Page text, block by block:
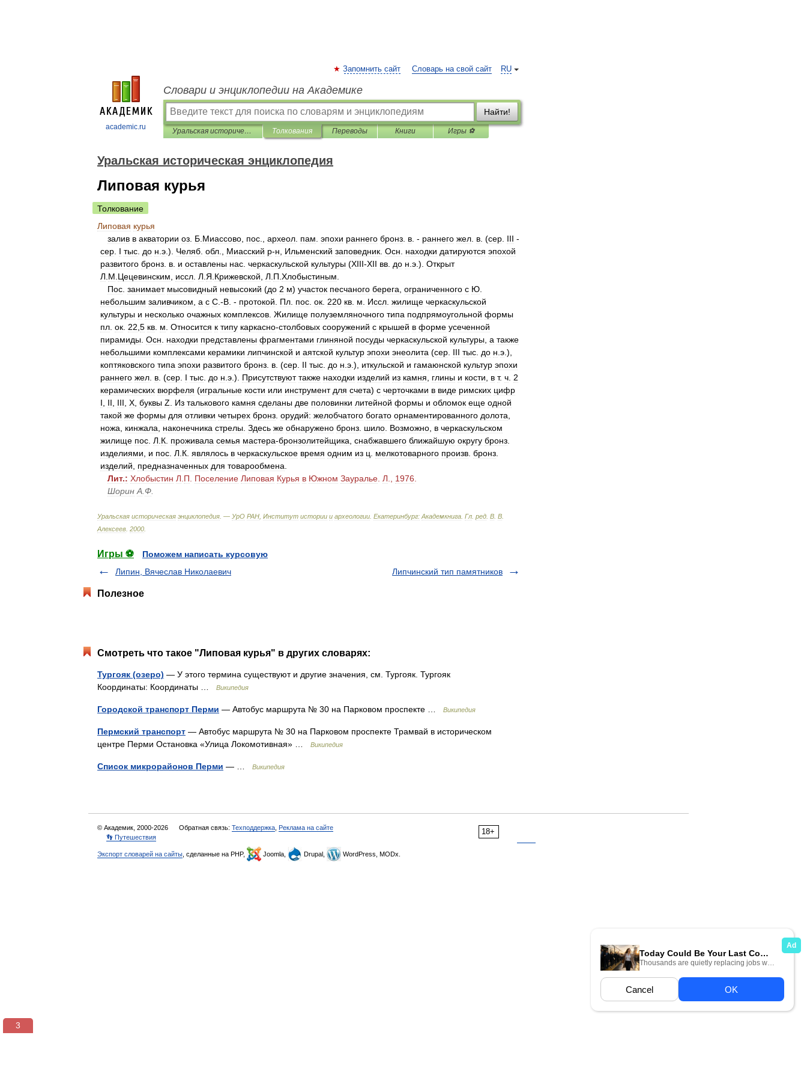
academic.ru
RU
Запомнить сайт Словарь на свой сайт
Словари и энциклопедии на Академике
Найти!
Уральская историческая энциклопедия Толкования Переводы Книги Игры ⚽
Уральская историческая энциклопедия
Липовая курья
Толкование
Липовая курья
залив в акватории оз Б Миассово пос археол пам эпохи раннего бронз в . - раннего жел в . (сер III -
сер I тыс до н э .). Челяб обл Миасский р-н Ильменский заповедник Осн находки датируются эпохой
развитого бронз в и оставлены нас черкаскульской культуры (XIII-XII вв до н э .). Открыт
Л М Цецевинским иссл Л Я Крижевской Л П Хлобыстиным
Пос занимает мысовидный невысокий (до 2 м) участок песчаного берега ограниченного с Ю
небольшим заливчиком а с С .-В . - протокой Пл пос ок 220 кв м Иссл жилище черкаскульской
культуры и несколько очажных комплексов Жилище полуземляночного типа подпрямоугольной формы
пл ок 22 5 кв м Относится к типу каркасно-столбовых сооружений с крышей в форме усеченной
пирамиды Осн находки представлены фрагментами глиняной посуды черкаскульской культуры а также
небольшими комплексами керамики липчинской и аятской культур эпохи энеолита (сер III тыс до н э .),
коптяковского типа эпохи развитого бронз в . (сер II тыс до н э .), иткульской и гамаюнской культур эпохи
раннего жел в . (сер I тыс до н э .). Присутствуют также находки изделий из камня глины и кости в т. ч 2
керамических вюрфеля (игральные кости или инструмент для счета) с черточками в виде римских цифр
I
II III X буквы Z Из талькового камня сделаны две половинки литейной формы и обломок еще одной
такой же формы для отливки четырех бронз орудий: желобчатого богато орнаментированного долота
ножа
кинжала наконечника стрелы Здесь же обнаружено бронз шило Возможно в черкаскульском
жилище пос Л К проживала семья мастера-бронзолитейщика снабжавшего ближайшую округу бронз
изделиями
и пос Л К являлось в черкаскульское время одним из ц мелкотоварного произв бронз
изделий
предназначенных для товарообмена
Лит.: Хлобыстин Л П Поселение Липовая Курья в Южном Зауралье Л 1976
Шорин А Ф
Уральская историческая энциклопедия . — УрО РАН Институт истории и археологии Екатеринбург: Академкнига Гл ред В В
Алексеев 2000
Игры ⚽
Поможем написать курсовую
Липин, Вячеслав Николаевич
Липчинский тип памятников
Полезное
Смотреть что такое "Липовая курья" в других словарях:
Тургояк (озеро) — У этого термина существуют и другие значения, см. Тургояк. Тургояк
Координаты: Координаты …
Википедия
Городской транспорт Перми — Автобус маршрута № 30 на Парковом проспекте … Википедия
Пермский транспорт — Автобус маршрута № 30 на Парковом проспекте Трамвай в историческом
центре Перми Остановка «Улица Локомотивная» …
Википедия
Список микрорайонов Перми — … Википедия
18+
© Академик, 2000-2026 Обратная связь: Техподдержка Реклама на сайте
👣 Путешествия
Экспорт словарей на сайты , сделанные на PHP, Joomla, Drupal, WordPress, MODx.
3